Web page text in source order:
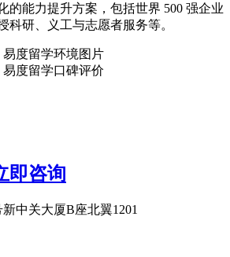
的能力提升方案，包括世界 500 强企业
科研、义工与志愿者服务等。
易度留学环境图片
易度留学口碑评价
即咨询
中关大厦B座北翼1201